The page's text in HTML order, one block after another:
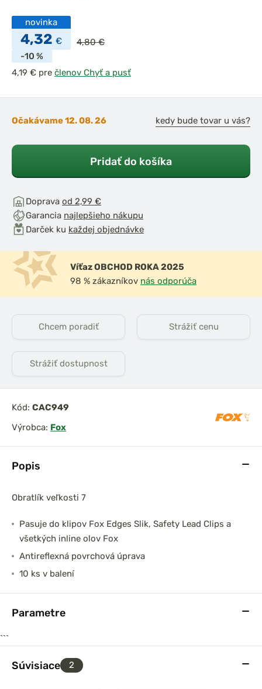
Popis
Obratlík veľkosti 7
Pasuje do klipov Fox Edges Slik, Safety Lead Clips a
všetkých inline olov Fox
Antireflexná povrchová úprava
10 ks v balení
Parametre
```
Súvisiace 2
novinka
4,32 €
4,80 €
-10 %
pre členov Chyť a pusť
Očakávame 12. 08. 26 kedy bude tovar u vás?
Pridať do košíka
Doprava od 2,99 €
Garancia najlepšieho nákupu
Darček ku každej objednávke
Víťaz OBCHOD ROKA 2025
98 % zákazníkov nás odporúča
Chcem poradiť Strážiť cenu
Strážiť dostupnost
Kód: CAC949
Výrobca: Fox